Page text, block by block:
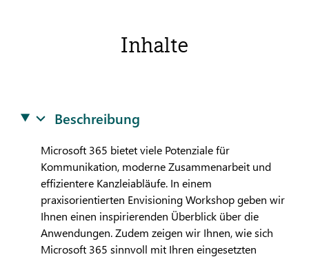
Inhalte
Beschreibung
Microsoft 365 bietet viele Potenziale für
Kommunikation, moderne Zusammenarbeit und
effizientere Kanzleiabläufe. In einem
praxisorientierten Envisioning Workshop geben wir
Ihnen einen inspirierenden Überblick über die
Anwendungen. Zudem zeigen wir Ihnen, wie sich
Microsoft 365 sinnvoll mit Ihren eingesetzten